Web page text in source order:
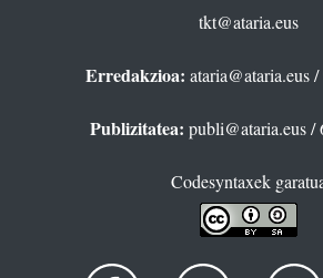
tkt@ataria.eus
Erredakzioa: ataria@ataria.eus/
Publizitatea: publi@ataria.eus/
Codesyntaxek